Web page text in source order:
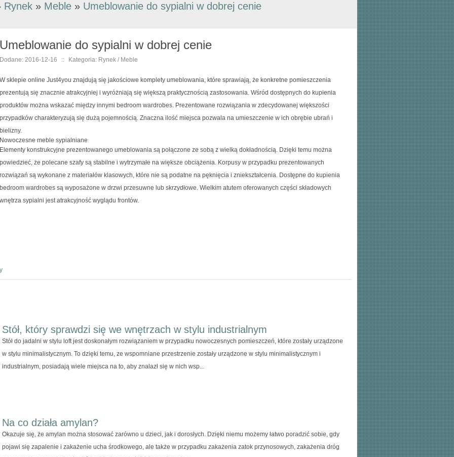
Rynek » Meble » Umeblowanie do sypialni w dobrej cenie
Umeblowanie do sypialni w dobrej cenie
Dodane: 2016-12-16 :: Kategoria: Rynek / Meble
W sklepie online Just4you znajdują się jakościowe komplety umeblowania, które sprawiają, że konkretne pomieszczenia
prezentują się znacznie atrakcyjniej i wyróżniają się większą praktycznością zastosowania. Wśród dostępnych do kupienia
produktów można wskazać między innymi bedroom wardrobes. Prezentowane rozwiązania w zdecydowanej większości
przypadków charakteryzują się dużą pojemnością. Znaczna ilość miejsca pozwala na umieszczenie w ich obrębie ubrań i
bielizny.
Nowoczesne meble sypialniane
Elementy konstrukcyjne prezentowanego umeblowania są połączone ze sobą z wielką dokładnością. Dzięki temu można
powiedzieć, że polecane szafy są stabilne i wytrzymałe na większe obciążenia. Korpusy w przypadku prezentowanych
rozwiązań są wykonane z materiałów klasowych, które nie są podatne na pęknięcia i zniekształcenia. Dostępne do kupienia
bedroom wardrobes są wyposażone w drzwi przesuwne lub skrzydłowe. Wielkim atutem oferowanych części składowych
wnętrza sypialni jest atrakcyjność wyglądu frontów.
Stół, który sprawdzi się we wnętrzach w stylu industrialnym
Stół do jadalni w stylu loft jest doskonałym rozwiązaniem w przypadku nowoczesnych pomieszczeń, które zostały urządzone
w stylu minimalistycznym. To dzięki temu, ze wspomniane przestrzenie zostały urządzone w stylu minimalistycznym i
industrialnym, posiadają wiele miejsca na to, aby znalazł się w nich wsp...
Na co działa amylan?
Okazuje się, że amylan można stosować zarówno u dzieci, jak i dorosłych. Dzięki niemu możemy łatwo poradzić sobie, gdy
pojawi się zapalenie i zakażenie ucha środkowego, ale także w przypadku zakażenia zatok przynosowych, zakażenia dróg